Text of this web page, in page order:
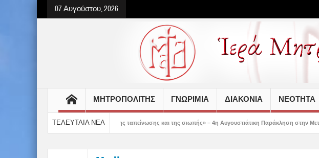
07 Αυγούστου, 2026
ΜΗΤΡΟΠΟΛΙΤΗΣ ΓΝΩΡΙΜΙΑ ΔΙΑΚΟΝΙΑ ΝΕΟΤΗΤΑ
ΤΕΛΕΥΤΑΙΑ ΝΕΑ
τον δρόμο της ταπείνωσης και της σιωπής» – 4η Αυγουστιάτικη Παράκληση στην Μεταμόρφωση Βόλου